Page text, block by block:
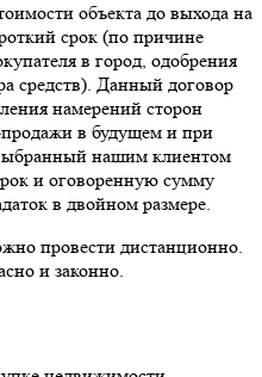
объекта до выхода на
срок (по причине
в город, одобрения
средств). Данный договор
намерений сторон
в будущем и при
нашим клиентом
и оговоренную сумму
в двойном размере.
провести дистанционно.
и законно.